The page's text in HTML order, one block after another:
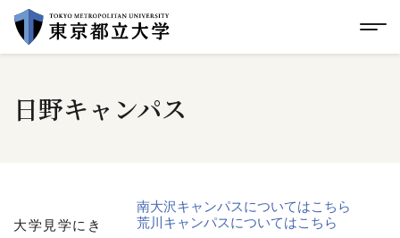
イ
グローバルメニューにスキップ メ
日野キャンパス
南大沢キャンパスについてはこちら
荒川キャンパスについてはこちら
大学見学にき